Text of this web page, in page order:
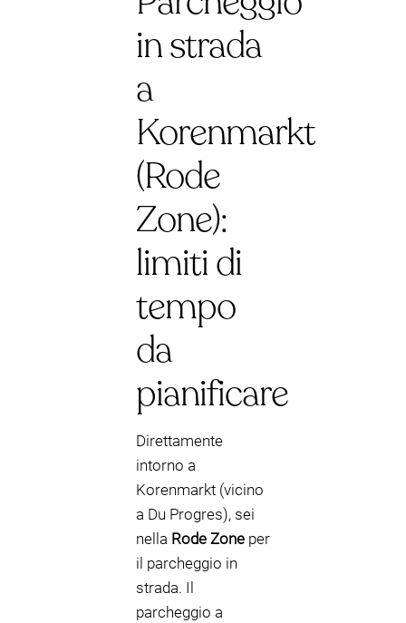
in strada
a
Korenmarkt
(Rode
Zone):
limiti di
tempo
da
pianificare
Direttamente
intorno a
Korenmarkt (vicino
a Du Progres), sei
nella Rode Zone per
il parcheggio in
strada. Il
parcheggio a